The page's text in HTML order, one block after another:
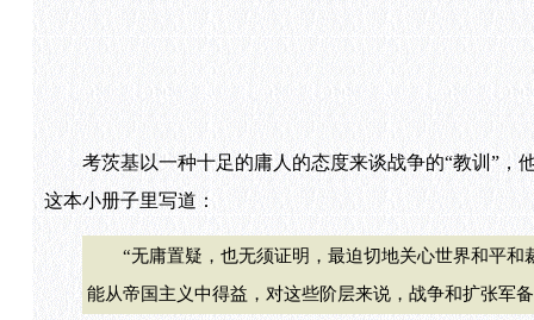
考茨基以一种十足的庸人的态度来谈战争的“教训”，
这本小册子里写道：
“无庸置疑，也无须证明，最迫切地关心世界和平和
能从帝国主义中得益，对这些阶层来说，战争和扩张军